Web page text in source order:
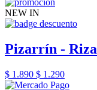
NEW IN
Pizarrín - Riza
$ 1.890 $ 1.290